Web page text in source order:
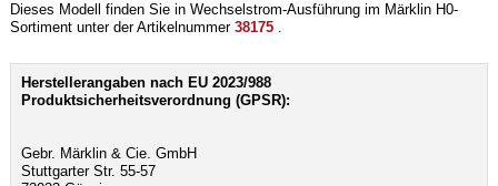
Dieses Modell finden Sie in Wechselstrom-Ausführung im Märklin H0-
Sortiment unter der Artikelnummer 38175.
Herstellerangaben nach EU 2023/988
Produktsicherheitsverordnung (GPSR):
Gebr. Märklin & Cie. GmbH
Stuttgarter Str. 55-57